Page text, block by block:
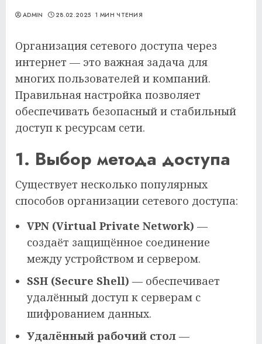
ADMIN 28.02.2025 1 МИН ЧТЕНИЯ
Организация сетевого доступа через
интернет — это важная задача для
многих пользователей и компаний.
Правильная настройка позволяет
обеспечивать безопасный и стабильный
доступ к ресурсам сети.
1. Выбор метода доступа
Существует несколько популярных
способов организации сетевого доступа:
VPN (Virtual Private Network) —
создаёт защищённое соединение
между устройством и сервером.
SSH (Secure Shell) — обеспечивает
удалённый доступ к серверам с
шифрованием данных.
Удалённый рабочий стол —